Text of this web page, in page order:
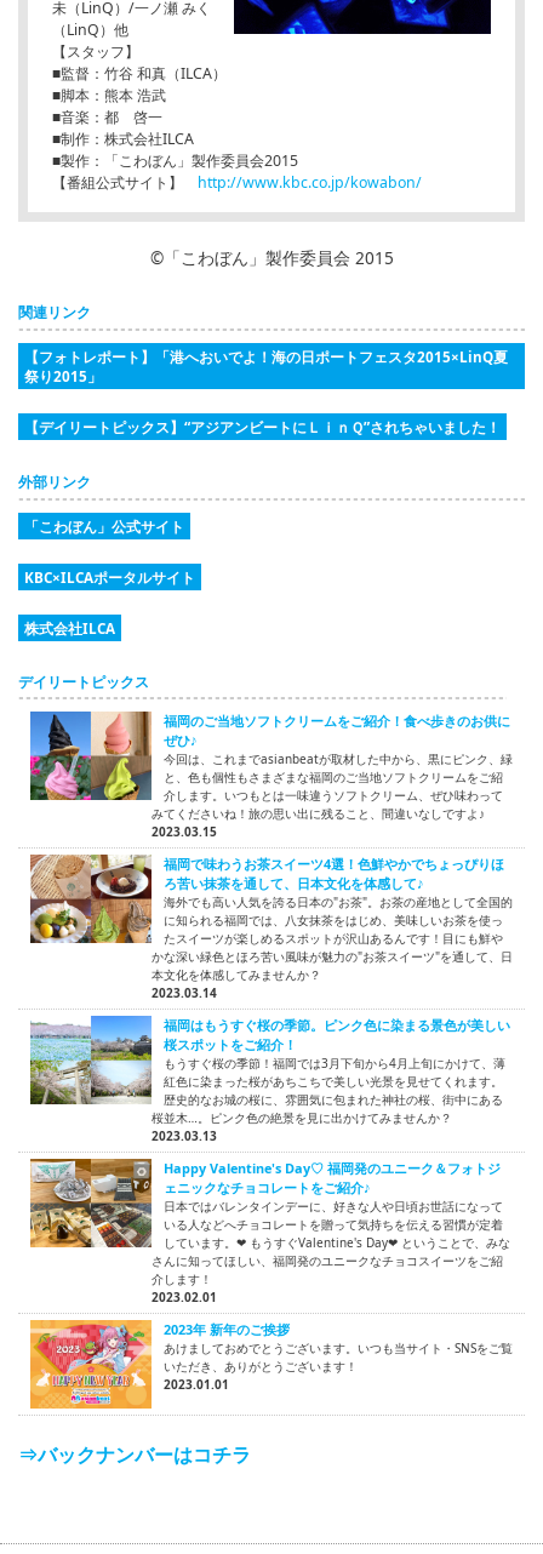
未（LinQ）/一ノ瀬 みく
（LinQ）他
【スタッフ】
■監督：竹谷 和真（ILCA）
■脚本：熊本 浩武
■音楽：都 啓一
■制作：株式会社ILCA
■製作：「こわぼん」製作委員会2015
【番組公式サイト】 http://www.kbc.co.jp/kowabon/
©「こわぼん」製作委員会 2015
関連リンク
【フォトレポート】「港へおいでよ！海の日ポートフェスタ2015×LinQ夏
祭り2015」
【デイリートピックス】“アジアンビートにＬｉｎＱ”されちゃいました！
外部リンク
「こわぼん」公式サイト
KBC×ILCAポータルサイト
株式会社ILCA
デイリートピックス
福岡のご当地ソフトクリームをご紹介！食べ歩きのお供に
ぜひ♪
今回は、これまでasianbeatが取材した中から、黒にピンク、緑
と、色も個性もさまざまな福岡のご当地ソフトクリームをご紹
介します。いつもとは一味違うソフトクリーム、ぜひ味わって
みてくださいね！旅の思い出に残ること、間違いなしですよ♪
2023.03.15
福岡で味わうお茶スイーツ4選！色鮮やかでちょっぴりほ
ろ苦い抹茶を通して、日本文化を体感して♪
海外でも高い人気を誇る日本の"お茶"。お茶の産地として全国的
に知られる福岡では、八女抹茶をはじめ、美味しいお茶を使っ
たスイーツが楽しめるスポットが沢山あるんです！目にも鮮や
かな深い緑色とほろ苦い風味が魅力の"お茶スイーツ"を通して、日
本文化を体感してみませんか？
2023.03.14
福岡はもうすぐ桜の季節。ピンク色に染まる景色が美しい
桜スポットをご紹介！
もうすぐ桜の季節！福岡では3月下旬から4月上旬にかけて、薄
紅色に染まった桜があちこちで美しい光景を見せてくれます。
歴史的なお城の桜に、雰囲気に包まれた神社の桜、街中にある
桜並木…。ピンク色の絶景を見に出かけてみませんか？
2023.03.13
Happy Valentine's Day♡ 福岡発のユニーク＆フォトジ
ェニックなチョコレートをご紹介♪
日本ではバレンタインデーに、好きな人や日頃お世話になって
いる人などへチョコレートを贈って気持ちを伝える習慣が定着
しています。❤ もうすぐValentine's Day❤ ということで、みな
さんに知ってほしい、福岡発のユニークなチョコスイーツをご紹
介します！
2023.02.01
2023年 新年のご挨拶
あけましておめでとうございます。いつも当サイト・SNSをご覧
いただき、ありがとうございます！
2023.01.01
⇒バックナンバーはコチラ